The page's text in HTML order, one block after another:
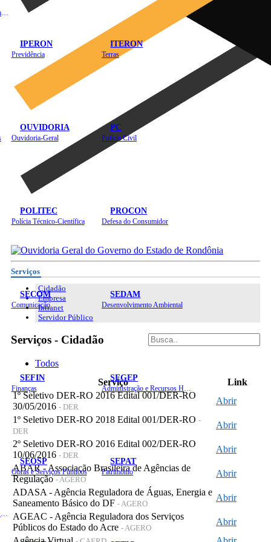
IPERON
Previdência
ITERON
Terras
OUVIDORIA
Ouvidoria-Geral
PC
Polícia Civil
POLITEC
Polícia Técnico-Científica
PROCON
Defesa do Consumidor
SECOM
Comunicação
SEDAM
Desenvolvimento Ambiental
SEFIN
Finanças
SEGEP
SEOSP
Obras e Serviços Públicos
SEPAT
Patrimônio
Serviços
Cidadão
Empresa
Intranet
Servidor Público
Serviços - Cidadão
Todos
Serviço
Link
1º Seletivo DER-RO 2016 Edital 001/DER-RO
30/05/2016 - DER
Abrir
1º Seletivo DER-RO 2018 Edital 001/DER-RO -
DER
Abrir
2º Seletivo DER-RO 2016 Edital 002/DER-RO
10/06/2016 - DER
Abrir
ABAR - Associação Brasileira de Agências de
Regulação- AGERO
Abrir
ADASA - Agência Reguladora de Águas, Energia e
Saneamento Básico do DF - AGERO
Abrir
AGEAC - Agência Reguladora dos Serviços
Públicos do Estado do Acre - AGERO
Abrir